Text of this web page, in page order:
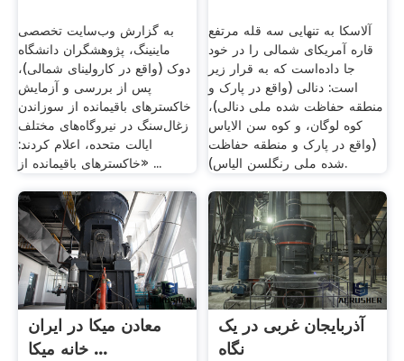
به گزارش وب‌سایت تخصصی
ماینینگ، پژوهشگران دانشگاه
دوک (واقع در کارولینای شمالی)،
پس از بررسی و آزمایش
خاکسترهای باقیمانده از سوزاندن
زغال‌سنگ در نیروگاه‌های مختلف
ایالت متحده، اعلام کردند:
«خاکسترهای باقیمانده از ...
آلاسکا به تنهایی سه قله مرتفع
قاره آمریکای شمالی را در خود
جا داده‌است که به قرار زیر
است: دنالی (واقع در پارک و
منطقه حفاظت شده ملی دنالی)،
کوه لوگان، و کوه سن الایاس
(واقع در پارک و منطقه حفاظت
شده ملی رنگلسن الیاس).
معادن میکا در ایران
خانه میکا ...
آذربایجان غربی در یک
نگاه